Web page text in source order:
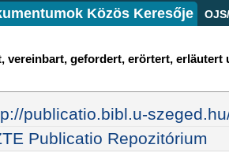
Közös Keresője
vereinbart, gefordert, erörtert, erläutert
publicatio.bibl.u-
Publicatio Repozitórium